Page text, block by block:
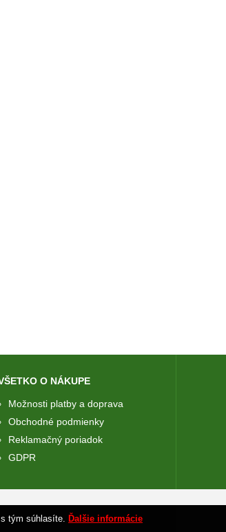
O NÁKUPE
Možnosti platby a doprava
Obchodné podmienky
Reklamačný poriadok
GDPR
tým súhlasíte. Ďalšie informácie